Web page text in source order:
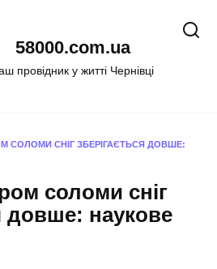
58000.com.ua
провідник у житті Чернівці
СОЛОМИ СНІГ ЗБЕРІГАЄТЬСЯ ДОВШЕ:
соломи сніг
довше: наукове